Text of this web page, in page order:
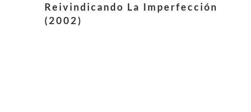
Reivindicando La Imperfección
(2002)